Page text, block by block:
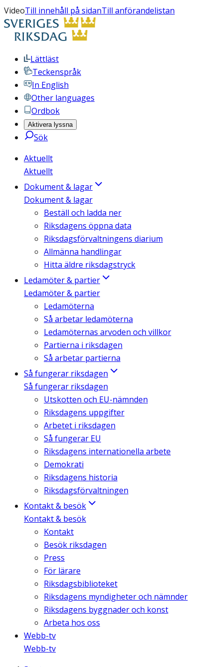
VideoTill innehåll på sidanTill anförandelistan
Lättläst
Teckenspråk
In English
Other languages
Ordbok
Aktivera lyssna
Sök
Aktuellt
Aktuellt
Dokument & lagar
Dokument & lagar
Beställ och ladda ner
Riksdagens öppna data
Riksdagsförvaltningens diarium
Allmänna handlingar
Hitta äldre riksdagstryck
Ledamöter & partier
Ledamöter & partier
Ledamöterna
Så arbetar ledamöterna
Ledamöternas arvoden och villkor
Partierna i riksdagen
Så arbetar partierna
Så fungerar riksdagen
Så fungerar riksdagen
Utskotten och EU-nämnden
Riksdagens uppgifter
Arbetet i riksdagen
Så fungerar EU
Riksdagens internationella arbete
Demokrati
Riksdagens historia
Riksdagsförvaltningen
Kontakt & besök
Kontakt & besök
Kontakt
Besök riksdagen
Press
För lärare
Riksdagsbiblioteket
Riksdagens myndigheter och nämnder
Riksdagens byggnader och konst
Arbeta hos oss
Webb-tv
Webb-tv